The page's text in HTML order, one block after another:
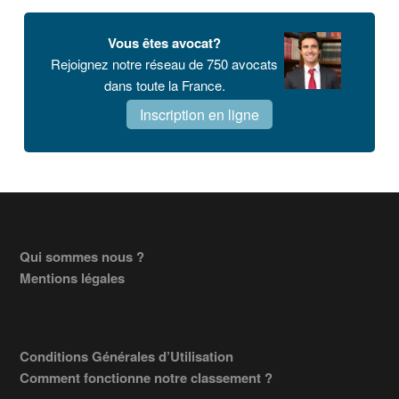
Vous êtes avocat?
Rejoignez notre réseau de 750 avocats
dans toute la France.
Inscription en ligne
Footer
Qui sommes nous ?
Mentions légales
Conditions Générales d’Utilisation
Comment fonctionne notre classement ?